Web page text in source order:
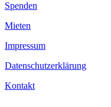
Spenden
Mieten
Impressum
Datenschutzerklärung
Kontakt